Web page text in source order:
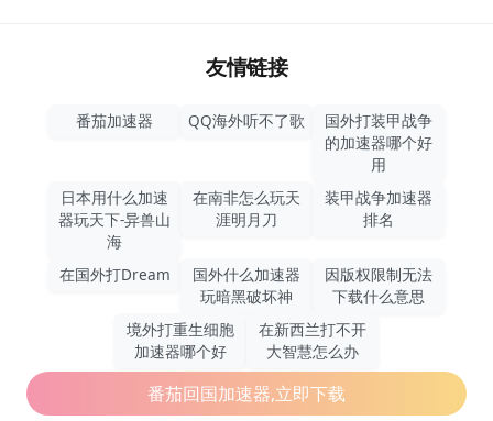
番茄回国加速器,立即下载
友情链接
番茄加速器 QQ海外听不了歌
国外打装甲战争
的加速器哪个好
用
日本用什么加速
器玩天下-异兽山
海
在南非怎么玩天
涯明月刀
装甲战争加速器
排名
在国外打Dream
国外什么加速器
玩暗黑破坏神
因版权限制无法
下载什么意思
境外打重生细胞
加速器哪个好
在新西兰打不开
大智慧怎么办